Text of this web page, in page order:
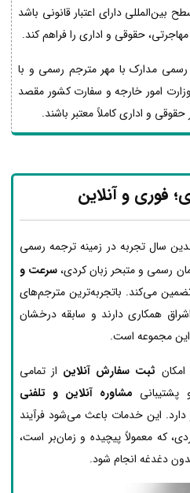
بین‌المللی دارای اعتبار قانونی باشد
حقوقی و اداری را فراهم کند.
مدارک با مهر مترجم رسمی و با
امور خارجه و سفارت کشور مقصد
و اداری کاملاً معتبر باشند.
فوری و آنلاین
سال تجربه در زمینه ترجمه رسمی
رسمی و متبحر زبان کردی،سرعت و
می‌کند. باتجربه‌ترین مترجم‌های
همکاری دارند و سابقه درخشان
این مجموعه است.
ثبت سفارش آنلاین از تمامی
پشتیبانی مشاوره آنلاین و تلفنی
دارد. این خدمات باعث می‌شود فرآیند
که معمولاً پیچیده و زمان‌بر است،
دغدغه انجام شود.